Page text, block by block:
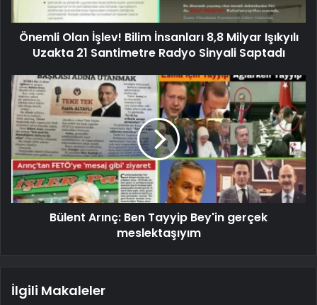
Önemli Olan İşlev! Bilim İnsanları 8,8 Milyar Işıkyılı
Uzakta 21 Santimetre Radyo Sinyali Saptadı
Bülent Arınç: Ben Tayyip Bey'in gerçek
meslektaşıyım
İlgili Makaleler